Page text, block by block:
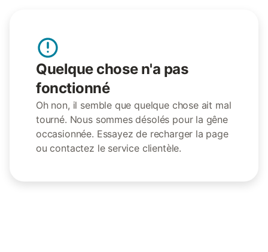
Quelque chose n'a pas
fonctionné
Oh non, il semble que quelque chose ait mal
tourné. Nous sommes désolés pour la gêne
occasionnée. Essayez de recharger la page
ou contactez le service clientèle.